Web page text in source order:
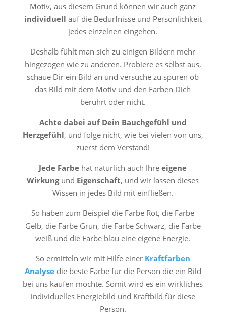
Motiv, aus diesem Grund können wir auch ganz
individuell auf die Bedürfnisse und Persönlichkeit
jedes einzelnen eingehen.
Deshalb fühlt man sich zu einigen Bildern mehr
hingezogen wie zu anderen. Probiere es selbst aus,
schaue Dir ein Bild an und versuche zu spüren ob
das Bild mit dem Motiv und den Farben Dich
berührt oder nicht.
Achte dabei auf Dein Bauchgefühl und
Herzgefühl, und folge nicht, wie bei vielen von uns,
zuerst dem Verstand!
Jede Farbe hat natürlich auch Ihreeigene
Wirkungund Eigenschaft, und wir lassen dieses
Wissen in jedes Bild mit einfließen.
So haben zum Beispiel die Farbe Rot, die Farbe
Gelb, die Farbe Grün, die Farbe Schwarz, die Farbe
weiß und die Farbe blau eine eigene Energie.
So ermitteln wir mit Hilfe einer Kraftfarben
Analysedie beste Farbe für die Person die ein Bild
bei uns kaufen möchte. Somit wird es ein wirkliches
individuelles Energiebild und Kraftbild für diese
Person.